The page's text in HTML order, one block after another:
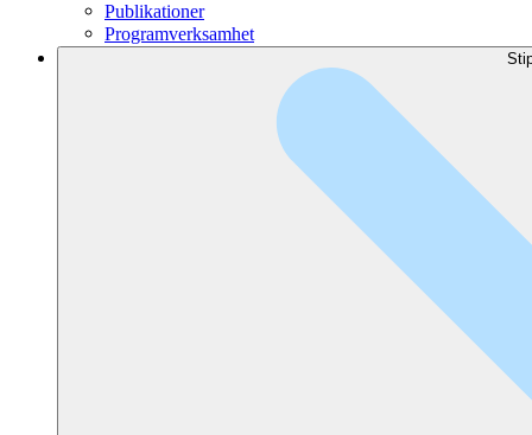
Publikationer
Programverksamhet